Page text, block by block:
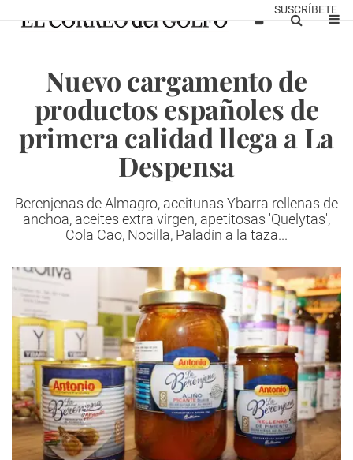
SUSCRÍBETE
Nuevo cargamento de
productos españoles de
primera calidad llega a La
Despensa
Berenjenas de Almagro, aceitunas Ybarra rellenas de
anchoa, aceites extra virgen, apetitosas 'Quelytas',
Cola Cao, Nocilla, Paladín a la taza...